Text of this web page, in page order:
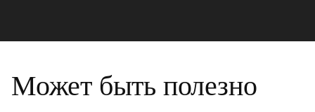
Может быть полезно